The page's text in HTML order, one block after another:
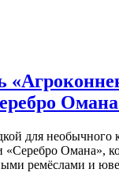
для необычного
Омана»,
ремёслами и